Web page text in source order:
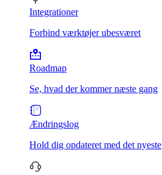
Integrationer
Forbind værktøjer ubesværet
Roadmap
Se, hvad der kommer næste gang
Ændringslog
Hold dig opdateret med det nyeste